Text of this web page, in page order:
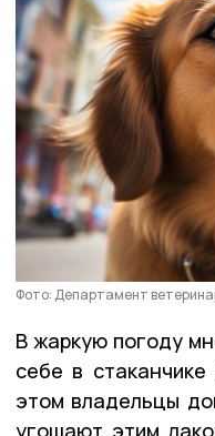
Фото: Департамент
В жаркую погоду
себе в
этом владельцы
угощают этим